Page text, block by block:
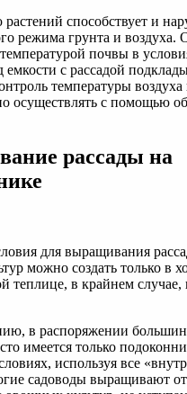
способствует и
режима грунта и воздуха.
почвы в
с рассадой
температуры
осуществлять с помощью
рассады на
для выращивания
можно создать только в
теплице, в крайнем случае,
в распоряжении
имеется только
используя все
садоводы выращивают